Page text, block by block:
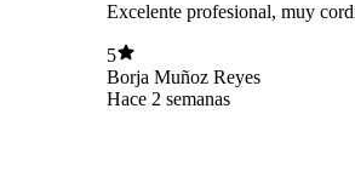
necesite apoyo en esta etapa.
Excelente profesional, muy
5
Borja Muñoz Reyes
Hace 2 semanas